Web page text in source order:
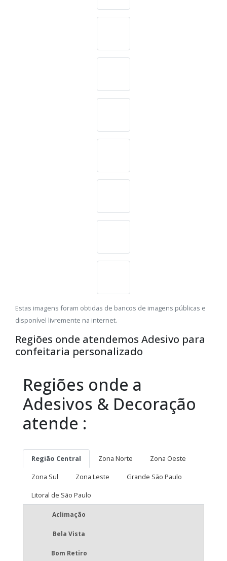
Estas imagens foram obtidas de bancos de imagens públicas e
disponível livremente na internet.
Regiões onde atendemos Adesivo para
confeitaria personalizado
Regiões onde a
Adesivos & Decoração
atende :
Região Central Zona Norte
Zona Oeste
Zona Sul
Zona Leste
Grande São Paulo
Litoral de São Paulo
Aclimação
Bela Vista
Bom Retiro